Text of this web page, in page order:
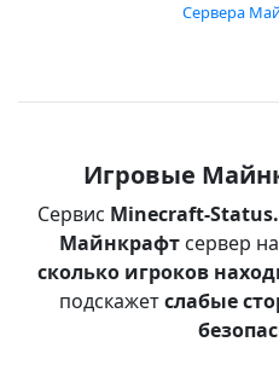
Сервера
Игровые
Сервис Minecraft-
Майнкрафтсервер
сколько игроков
подскажетслабые